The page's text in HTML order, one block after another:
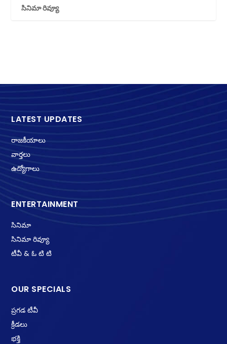
సినిమా రివ్యూ
LATEST UPDATES
రాజకీయాలు
వార్తలు
ఉద్యోగాలు
ENTERTAINMENT
సినిమా
సినిమా రివ్యూ
టీవీ & ఓ టి టి
OUR SPECIALS
ప్రగడ టీవీ
క్రీడలు
భక్తి